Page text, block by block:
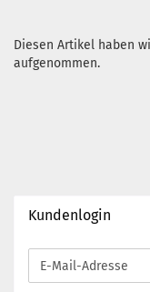
Diesen Artikel haben
aufgenommen.
Kundenlogin
E-
Mail-